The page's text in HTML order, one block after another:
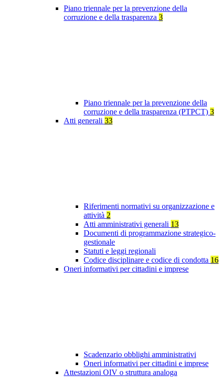
Piano triennale per la prevenzione della
corruzione e della trasparenza 3
Piano triennale per la prevenzione della
corruzione e della trasparenza (PTPCT) 3
Atti generali 33
Riferimenti normativi su organizzazione e
attività 2
Atti amministrativi generali 13
Documenti di programmazione strategico-
gestionale
Statuti e leggi regionali
Codice disciplinare e codice di condotta 16
Oneri informativi per cittadini e imprese
Scadenzario obblighi amministrativi
Oneri informativi per cittadini e imprese
Attestazioni OIV o struttura analoga